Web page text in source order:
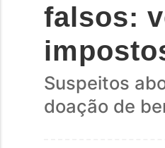
falsos:
Suspeitos
doação de